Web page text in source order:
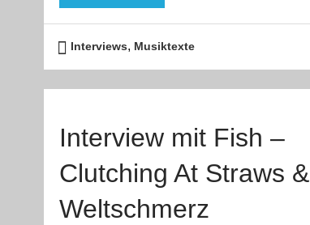
Interviews, Musiktexte
Interview mit Fish –
Clutching At Straws &
Weltschmerz